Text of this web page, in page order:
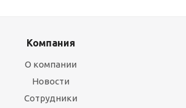
Компания
О компании
Новости
Сотрудники